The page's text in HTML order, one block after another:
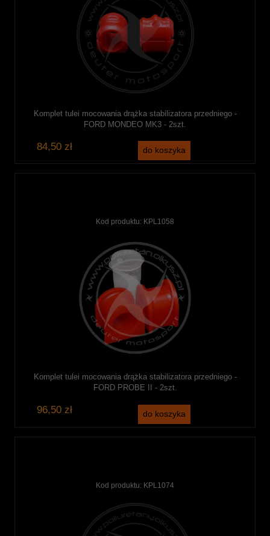
Komplet tulei mocowania drążka stabilizatora przedniego -
FORD MONDEO MK3 - 2szt.
84,50 zł do koszyka
Kod produktu: KPL1058
Komplet tulei mocowania drążka stabilizatora przedniego -
FORD PROBE II - 2szt.
96,50 zł do koszyka
Kod produktu: KPL1074